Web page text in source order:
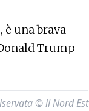
è una brava
Trump
© il Nord Est